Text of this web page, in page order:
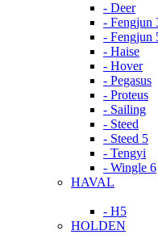
- Deer
- Fengjun
- Fengjun
- Haise
- Hover
- Pegasus
- Proteus
- Sailing
- Steed
- Steed 5
- Tengyi
- Wingle 6
HAVAL
- H5
HOLDEN